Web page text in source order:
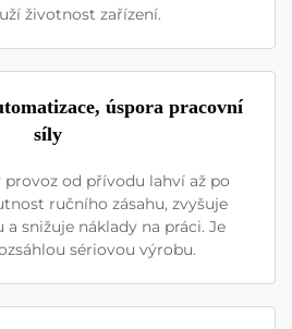
životnost zařízení.
úspora pracovní
síly
od přívodu lahví až po
ručního zásahu, zvyšuje
snižuje náklady na práci. Je
sériovou výrobu.